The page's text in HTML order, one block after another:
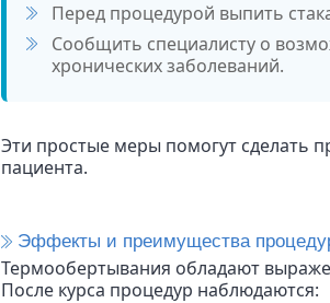
Перед процедурой выпить
Сообщить специалисту о
хронических заболеваний.
Эти простые меры помогут сделать
пациента.
Эффекты и преимущества
Термообертывания обладают
После курса процедур наблюдаются: